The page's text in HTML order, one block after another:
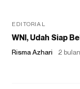
EDITORIAL
WNI, Udah Siap
Risma Azhari 2